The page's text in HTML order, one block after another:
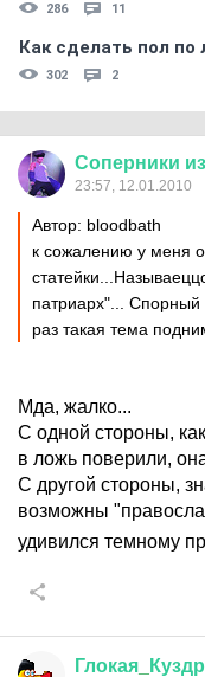
286 11
Как сделать пол по
302 2
Соперники из
23:57, 12.01.2010
Автор: bloodbath
к сожалению у меня
патриарх"...
раз такая тема
Мда, жалко...
С одной стороны,
в ложь поверили,
С другой стороны,
возможны
удивился темному
Глокая